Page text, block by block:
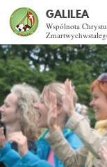
GALILEA
Wspólnota